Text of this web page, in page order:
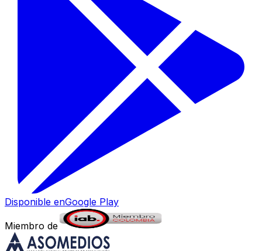
Disponible enGoogle Play
Miembro de